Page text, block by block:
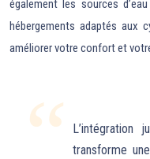
également les sources
hébergements adaptés aux
améliorer votre confort et
L’intégration
transforme